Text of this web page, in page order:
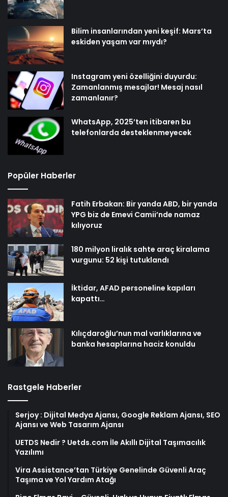
Bilim insanlarından yeni keşif: Mars’ta
eskiden yaşam var mıydı?
Instagram yeni özelliğini duyurdu:
Zamanlanmış mesajlar! Mesaj nasıl
zamanlanır?
WhatsApp, 2025’ten itibaren bu
telefonlarda desteklenmeyecek
Popüler Haberler
Fatih Erbakan: Bir yanda ABD, bir yanda
YPG biz de Emevi Camii’nde namaz
kılıyoruz
180 milyon liralık sahte araç kiralama
vurgunu: 52 kişi tutuklandı
İktidar, AFAD personeline kapıları
kapattı…
Kılıçdaroğlu’nun mal varlıklarına ve
banka hesaplarına haciz konuldu
Rastgele Haberler
Serjoy : Dijital Medya Ajansı, Google Reklam Ajansı, SEO
Ajansı ve Web Tasarım Ajansı
UETDS Nedir ? Uetds.com İle Akıllı Dijital Taşımacılık
Yazılımı
Vira Assistance’tan Türkiye Genelinde Güvenli Araç
Taşıma ve Yol Yardım Atağı